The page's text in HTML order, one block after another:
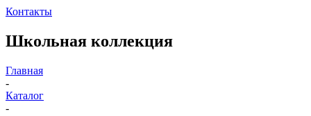
Контакты
Школьная коллекция
Главная
-
Каталог
-